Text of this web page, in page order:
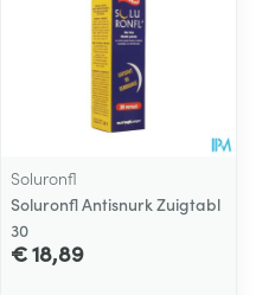
Soluronfl
Soluronfl Antisnurk Zuigtabl
30
€ 18,89